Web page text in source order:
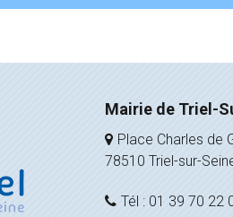
Mairie de Triel-
Place Charles de
78510 Triel-sur-
Tél : 01 39 70 22